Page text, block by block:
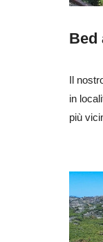
Bed
Il
in
più